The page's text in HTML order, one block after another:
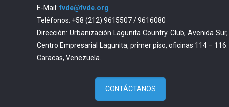
E-Mail:fvde@fvde.org
Teléfonos: +58 (212) 9615507 / 9616080
Dirección: Urbanización Lagunita Country Club, Avenida Sur,
Centro Empresarial Lagunita, primer piso, oficinas 114 – 116.
Caracas, Venezuela.
CONTÁCTANOS